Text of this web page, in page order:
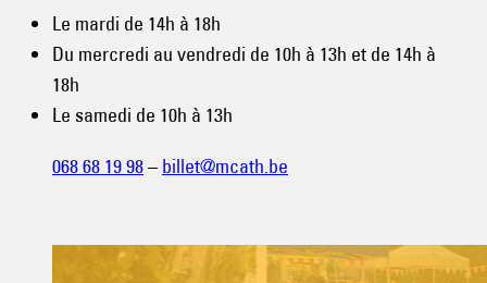
Le mardi de 14h à 18h
Du mercredi au vendredi de 10h à 13h et de 14h à
18h
Le samedi de 10h à 13h
068 68 19 98– billet@mcath.be